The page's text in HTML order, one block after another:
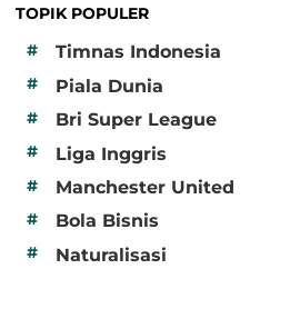
TOPIK POPULER
#
Timnas Indonesia
# Piala Dunia
# Bri Super League
# Liga Inggris
# Manchester United
# Bola Bisnis
# Naturalisasi